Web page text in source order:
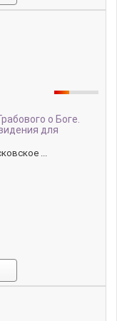
о Боге.
для
...